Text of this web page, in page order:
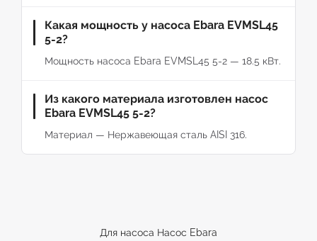
Какая мощность у насоса Ebara EVMSL45
5-2?
Мощность насоса Ebara EVMSL45 5-2 — 18.5 кВт.
Из какого материала изготовлен насос
Ebara EVMSL45 5-2?
Материал — Нержавеющая сталь AISI 316.
Для насоса Насос Ebara